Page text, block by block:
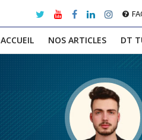
ACCUEIL NOS ARTICLES DT